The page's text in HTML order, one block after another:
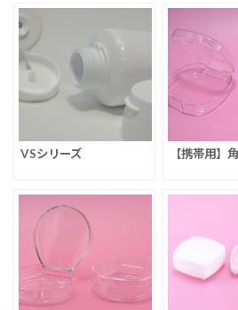
VSシリーズ 【携帯用】